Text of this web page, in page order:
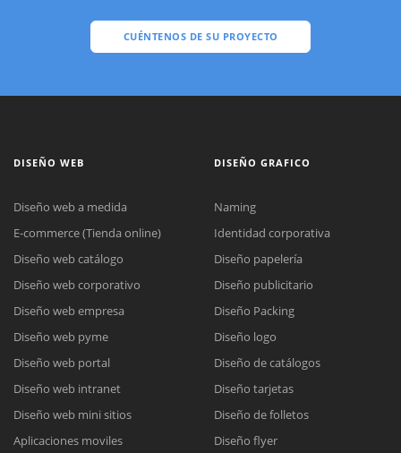
CUÉNTENOS DE SU PROYECTO
DISEÑO WEB
Diseño web a medida
E-commerce (Tienda online)
Diseño web catálogo
Diseño web corporativo
Diseño web empresa
Diseño web pyme
Diseño web portal
Diseño web intranet
Diseño web mini sitios
Aplicaciones moviles
DISEÑO GRAFICO
Naming
Identidad corporativa
Diseño papelería
Diseño publicitario
Diseño Packing
Diseño logo
Diseño de catálogos
Diseño tarjetas
Diseño de folletos
Diseño flyer